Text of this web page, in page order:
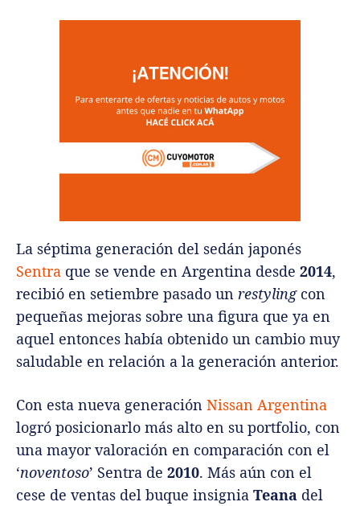
La séptima generación del sedán japonés
Sentra que se vende en Argentina desde 2014,
recibió en setiembre pasado un restylingcon
pequeñas mejoras sobre una figura que ya en
aquel entonces había obtenido un cambio muy
saludable en relación a la generación anterior.
Con esta nueva generación Nissan Argentina
logró posicionarlo más alto en su portfolio, con
una mayor valoración en comparación con el
‘noventoso’ Sentra de 2010. Más aún con el
cese de ventas del buque insignia Teana del